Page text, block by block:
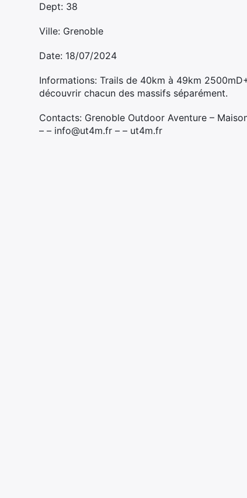
Dept: 38
Ville: Grenoble
Date: 18/07/2024
Informations: Trails de 40km à 49km
découvrir chacun des massifs séparément.
Contacts: Grenoble Outdoor Aventure –
– – info@ut4m.fr – – ut4m.fr